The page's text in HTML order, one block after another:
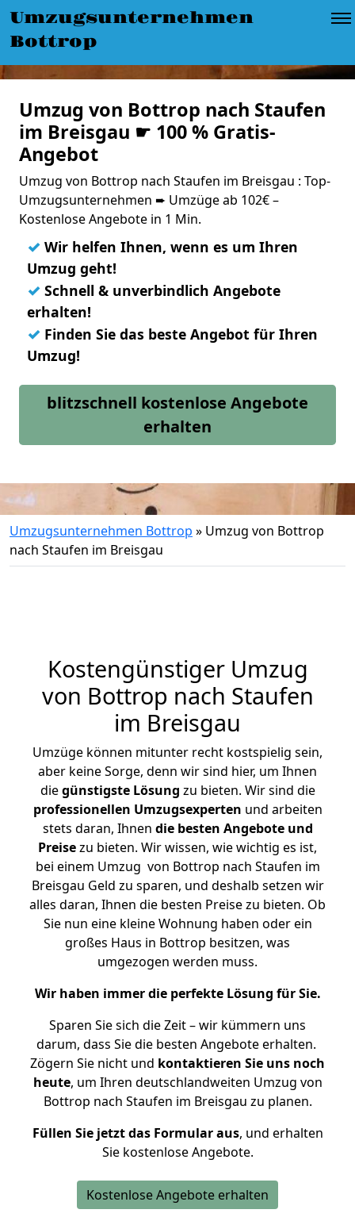
Umzugsunternehmen
Bottrop
Umzug von Bottrop nach Staufen
im Breisgau ☛ 100 % Gratis-
Angebot
Umzug von Bottrop nach Staufen im Breisgau : Top-
Umzugsunternehmen ➨ Umzüge ab 102€ –
Kostenlose Angebote in 1 Min.
✓ Wir helfen Ihnen, wenn es um Ihren
Umzug geht!
✓ Schnell & unverbindlich Angebote
erhalten!
✓ Finden Sie das beste Angebot für Ihren
Umzug!
blitzschnell kostenlose Angebote
erhalten
Umzugsunternehmen Bottrop » Umzug von Bottrop
nach Staufen im Breisgau
Kostengünstiger Umzug
von Bottrop nach Staufen
im Breisgau
Umzüge können mitunter recht kostspielig sein,
aber keine Sorge, denn wir sind hier, um Ihnen
diegünstigste Lösung zu bieten. Wir sind die
professionellen Umzugsexperten und arbeiten
stets daran, Ihnen die besten Angebote und
Preisezu bieten. Wir wissen, wie wichtig es ist,
bei einem Umzug von Bottrop nach Staufen im
Breisgau Geld zu sparen, und deshalb setzen wir
alles daran, Ihnen die besten Preise zu bieten. Ob
Sie nun eine kleine Wohnung haben oder ein
großes Haus in Bottrop besitzen, was
umgezogen werden muss.
Wir haben immer die perfekte Lösung für Sie.
Sparen Sie sich die Zeit – wir kümmern uns
darum, dass Sie die besten Angebote erhalten.
Zögern Sie nicht und kontaktieren Sie uns noch
heute, um Ihren deutschlandweiten Umzug von
Bottrop nach Staufen im Breisgau zu planen.
Füllen Sie jetzt das Formular aus, und erhalten
Sie kostenlose Angebote.
Kostenlose Angebote erhalten